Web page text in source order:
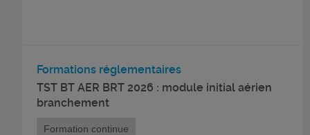
Formations réglementaires
TST BT AER BRT 2026 : module initial aérien
branchement
Formation continue